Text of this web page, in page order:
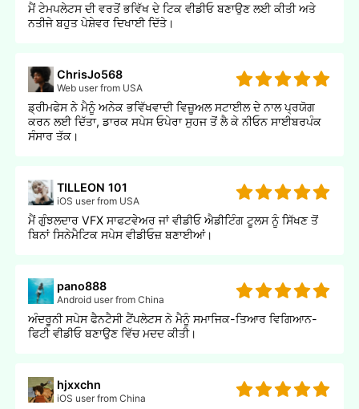
ਮੈਂ ਟੇਮਪਲੇਟਸ ਦੀ ਵਰਤੋਂ ਭਵਿੱਖ ਦੇ ਟਿਕ ਵੀਡੀਓ ਬਣਾਉਣ ਲਈ ਕੀਤੀ ਅਤੇ
ਨਤੀਜੇ ਬਹੁਤ ਪੇਸ਼ੇਵਰ ਦਿਖਾਈ ਦਿੱਤੇ।
ChrisJo568
Web user from USA
ਡ੍ਰੀਮਫੇਸ ਨੇ ਮੈਨੂੰ ਅਨੇਕ ਭਵਿੱਖਵਾਦੀ ਵਿਜ਼ੂਅਲ ਸਟਾਈਲ ਦੇ ਨਾਲ ਪ੍ਰਯੋਗ
ਕਰਨ ਲਈ ਦਿੱਤਾ, ਡਾਰਕ ਸਪੇਸ ਓਪੇਰਾ ਸੁਹਜ ਤੋਂ ਲੈ ਕੇ ਨੀਓਨ ਸਾਈਬਰਪੰਕ
ਸੰਸਾਰ ਤੱਕ।
TILLEON 101
iOS user from USA
ਮੈਂ ਗੁੰਝਲਦਾਰ VFX ਸਾਫਟਵੇਅਰ ਜਾਂ ਵੀਡੀਓ ਐਡੀਟਿੰਗ ਟੂਲਸ ਨੂੰ ਸਿੱਖਣ ਤੋਂ
ਬਿਨਾਂ ਸਿਨੇਮੈਟਿਕ ਸਪੇਸ ਵੀਡੀਓਜ਼ ਬਣਾਈਆਂ।
pano888
Android user from China
ਅੰਦਰੂਨੀ ਸਪੇਸ ਫੈਨਟੈਸੀ ਟੈਂਪਲੇਟਸ ਨੇ ਮੈਨੂੰ ਸਮਾਜਿਕ-ਤਿਆਰ ਵਿਗਿਆਨ-
ਫਿਟੀ ਵੀਡੀਓ ਬਣਾਉਣ ਵਿੱਚ ਮਦਦ ਕੀਤੀ।
hjxxchn
iOS user from China